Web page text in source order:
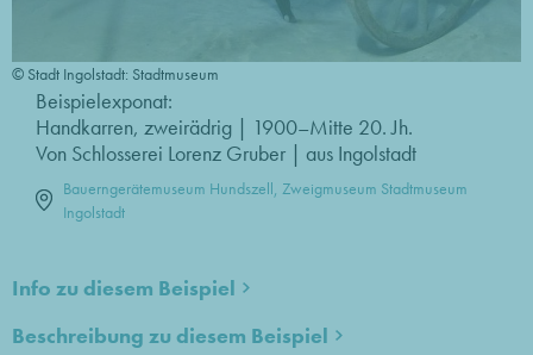
© Stadt Ingolstadt: Stadtmuseum
Beispielexponat:
Handkarren, zweirädrig | 1900–Mitte 20. Jh.
Von Schlosserei Lorenz Gruber | aus Ingolstadt
Bauerngerätemuseum Hundszell, Zweigmuseum Stadtmuseum
Ingolstadt
Info zu diesem Beispiel
Beschreibung zu diesem Beispiel